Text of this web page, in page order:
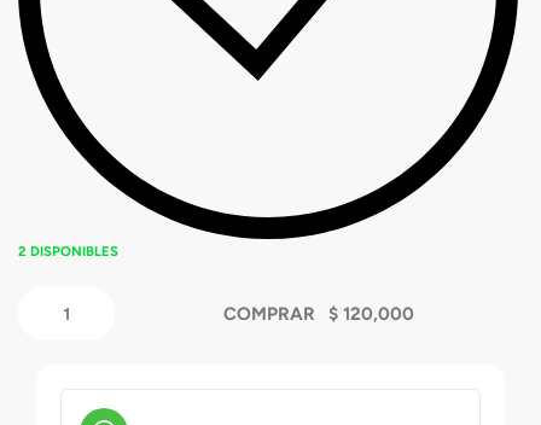
2 DISPONIBLES
COMPRAR